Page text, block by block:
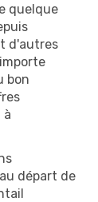
quelque
d'autres
bon
à
départ de